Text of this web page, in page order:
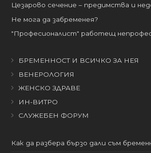
Цезарово сечение – предимства и
Не мога да забременея?
"Професионалист" работещ
БРЕМЕННОСТ И ВСИЧКО ЗА НЕЯ
ВЕНЕРОЛОГИЯ
ЖЕНСКО ЗДРАВЕ
ИН-ВИТРО
СЛУЖЕБЕН ФОРУМ
Как да разбера бързо дали съм